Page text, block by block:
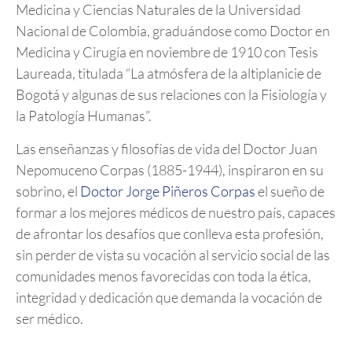
Medicina y Ciencias Naturales de la Universidad
Nacional de Colombia, graduándose como Doctor en
Medicina y Cirugía en noviembre de 1910 con Tesis
Laureada, titulada “La atmósfera de la altiplanicie de
Bogotá y algunas de sus relaciones con la Fisiología y
la Patología Humanas”.
Las enseñanzas y filosofías de vida del Doctor Juan
Nepomuceno Corpas (1885-1944), inspiraron en su
sobrino, el Doctor Jorge Piñeros Corpasel sueño de
formar a los mejores médicos de nuestro país, capaces
de afrontar los desafíos que conlleva esta profesión,
sin perder de vista su vocación al servicio social de las
comunidades menos favorecidas con toda la ética,
integridad y dedicación que demanda la vocación de
ser médico.